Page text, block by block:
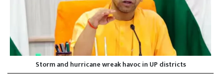
Storm and hurricane wreak havoc in UP districts